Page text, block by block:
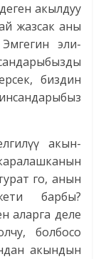
акылдуу
жазсак аны
эли-
биздин
акын-
го, анын
барбы?
аларга деле
болбосо
акындын